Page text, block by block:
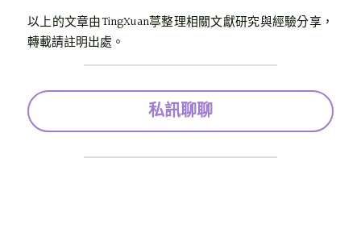
以上的文章由TingXuan葶整理相關文獻研究與經驗分享，
轉載請註明出處。
私訊聊聊